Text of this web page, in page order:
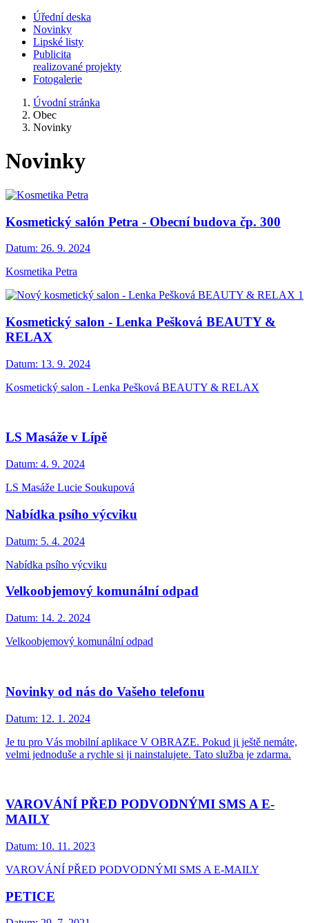
Úřední deska
Novinky
Lipské listy
Publicita
realizované projekty
Fotogalerie
Úvodní stránka
Obec
Novinky
Novinky
Kosmetický salón Petra - Obecní budova čp. 300
Datum: 26. 9. 2024
Kosmetika Petra
Kosmetický salon - Lenka Pešková BEAUTY &
RELAX
Datum: 13. 9. 2024
Kosmetický salon - Lenka Pešková BEAUTY & RELAX
LS Masáže v Lípě
Datum: 4. 9. 2024
LS Masáže Lucie Soukupová
Nabídka psího výcviku
Datum: 5. 4. 2024
Nabídka psího výcviku
Velkoobjemový komunální odpad
Datum: 14. 2. 2024
Velkoobjemový komunální odpad
Novinky od nás do Vašeho telefonu
Datum: 12. 1. 2024
Je tu pro Vás mobilní aplikace V OBRAZE. Pokud ji ještě nemáte,
velmi jednoduše a rychle si ji nainstalujete. Tato služba je zdarma.
VAROVÁNÍ PŘED PODVODNÝMI SMS A E-
MAILY
Datum: 10. 11. 2023
VAROVÁNÍ PŘED PODVODNÝMI SMS A E-MAILY
PETICE